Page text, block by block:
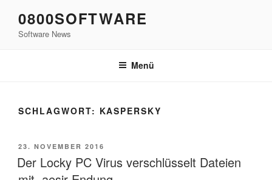
Inhalt
springen
0800SOFTWARE
Software News
Menü
SCHLAGWORT: KASPERSKY
VERÖFFENTLICHT
AM
23. NOVEMBER 2016
Der Locky PC Virus verschlüsselt Dateien